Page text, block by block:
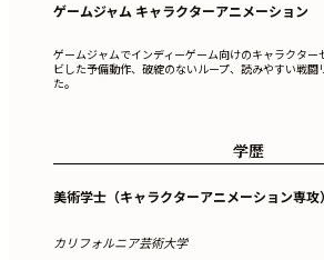
ゲームジャム キャラクターアニメーション
ゲームジャムでインディーゲーム向けのキャラクター
ビした予備動作、破綻のないループ、読みやすい戦闘
た。
学歴
美術学士（キャラクターアニメーション専攻）
カリフォルニア芸術大学